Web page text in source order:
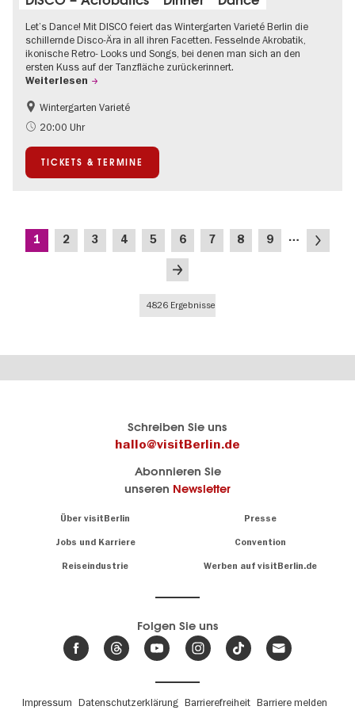
Let’s Dance! Mit DISCO feiert das Wintergarten Varieté Berlin die
schillernde Disco-Ära in all ihren Facetten. Fesselnde Akrobatik,
ikonische Retro- Looks und Songs, bei denen man sich an den
ersten Kuss auf der Tanzfläche zurückerinnert.
Weiterlesen
Food
Kultursommer
Wintergarten Varieté
20:00 Uhr
TICKETS & TERMINE
Seitennummerierung
Aktuelle
1 Seite
2 Seite
3 Seite
4 Seite
5 Seite
6 Seite
7 Seite
8 Seite
9 …
Nächste
Letzte
4826 Ergebnisse
Schreiben Sie uns
hallo@visitBerlin.de
Abonnieren Sie
unseren Newsletter
Über visitBerlin Presse
Jobs und Karriere Convention
Reiseindustrie Werben auf visitBerlin.de
sind
für Sie da.
Tickets
Wir haben den
Insidertipps
Trends
Folgen Sie uns
Fußbereichsmenü
Impressum Datenschutzerklärung Barrierefreiheit Barriere melden